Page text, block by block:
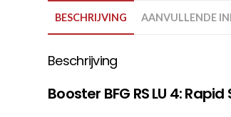
BESCHRIJVING AANVULLENDE
Beschrijving
Booster BFG RS LU 4: